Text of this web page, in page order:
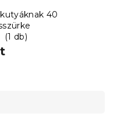
40
(1 db)